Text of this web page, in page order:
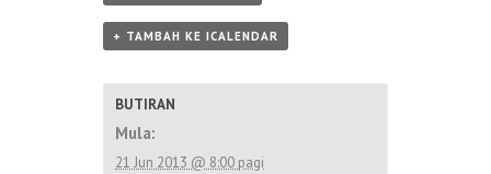
+ TAMBAH KE ICALENDAR
BUTIRAN
Mula:
21 Jun 2013 @ 8:00 pagi